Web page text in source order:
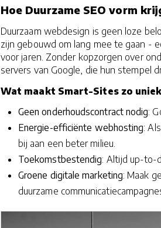
Hoe Duurzame SEO vorm
Duurzaam webdesign is geen loze
zijn gebouwd om lang mee te gaan -
voor jaren. Zonder kopzorgen over
servers van Google, die hun stempel
Wat maakt Smart-Sites zo
Geen onderhoudscontract nodig:
Energie-efficiënte webhosting:
bij aan een beter milieu.
Toekomstbestendig: Altijd up-to-
Groene digitale marketing: Maak
duurzame